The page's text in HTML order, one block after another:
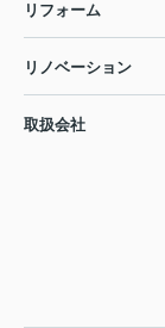
リフォーム
リノベーション
取扱会社